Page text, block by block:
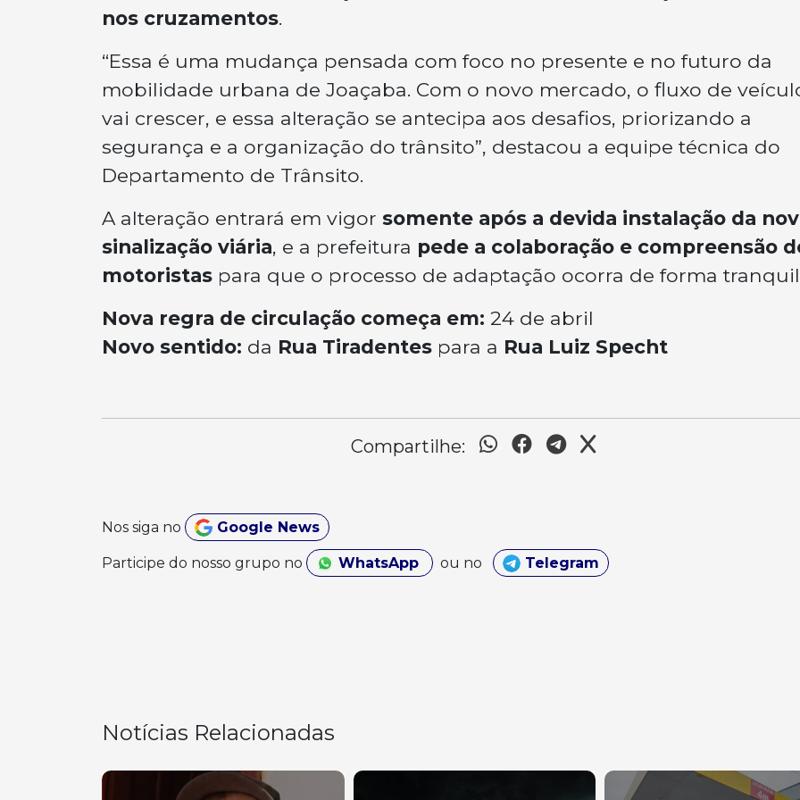
nos cruzamentos.
“Essa é uma mudança pensada com foco no presente e no futuro da
mobilidade urbana de Joaçaba. Com o novo mercado, o fluxo de
vai crescer, e essa alteração se antecipa aos desafios, priorizando a
segurança e a organização do trânsito”, destacou a equipe técnica do
Departamento de Trânsito.
A alteração entrará em vigor somente após a devida instalação da
sinalização viária, e a prefeitura pede a colaboração e compreensão
motoristas para que o processo de adaptação ocorra de forma
Nova regra de circulação começa em: 24 de abril
Novo sentido: da Rua Tiradentes para a Rua Luiz Specht
Compartilhe:
Nos siga no Google News
Participe do nosso grupo no WhatsApp ou no Telegram
Notícias Relacionadas